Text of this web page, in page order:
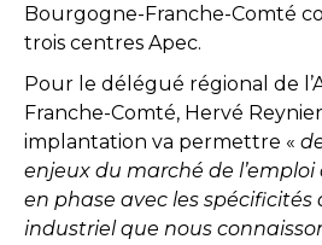
Bourgogne-Franche-Comté
trois centres Apec.
Pour le délégué régional de
Franche-Comté, Hervé
implantation va permettre «
enjeux du marché de
en phase avec les spécificités
industriel que nous